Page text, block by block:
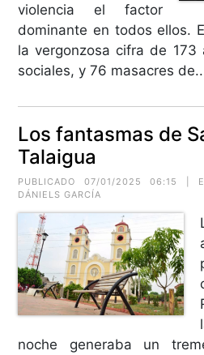
violencia el factor
dominante en todos ellos.
la vergonzosa cifra de 173
sociales, y 76 masacres
Los fantasmas de
Talaigua
PUBLICADO 07/01/2025 06:15 |
DÁNIELS GARCÍA
noche generaba un